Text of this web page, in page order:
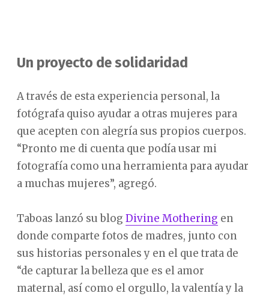
Un proyecto de solidaridad
A través de esta experiencia personal, la
fotógrafa quiso ayudar a otras mujeres para
que acepten con alegría sus propios cuerpos.
“Pronto me di cuenta que podía usar mi
fotografía como una herramienta para ayudar
a muchas mujeres”, agregó.
Taboas lanzó su blog Divine Mothering en
donde comparte fotos de madres, junto con
sus historias personales y en el que trata de
“de capturar la belleza que es el amor
maternal, así como el orgullo, la valentía y la